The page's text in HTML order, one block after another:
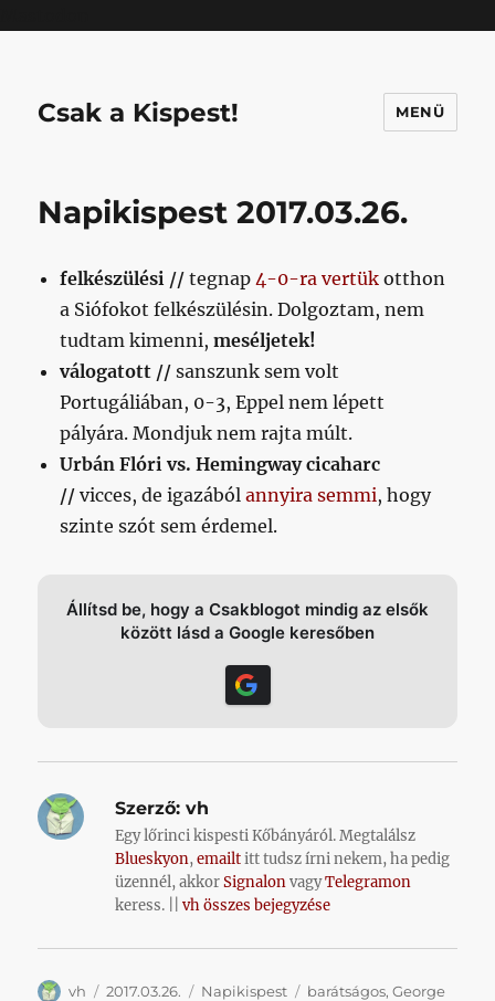
Csak a Kispest! MENÜ
Napikispest 2017.03.26.
felkészülési //tegnap4-0-ra vertük otthon
a Siófokot felkészülésin. Dolgoztam, nem
tudtam kimenni,meséljetek!
válogatott //sanszunk sem volt
Portugáliában, 0-3, Eppel nem lépett
pályára. Mondjuk nem rajta múlt.
Urbán Flóri vs. Hemingway cicaharc
//vicces, de igazábólannyira semmi, hogy
szinte szót sem érdemel.
Állítsd be, hogy a Csakblogot mindig az elsők
között lásd a Google keresőben
Szerző: vh
Egy lőrinci kispesti Kőbányáról. Megtalálsz
Blueskyon,emailtitt tudsz írni nekem, ha pedig
üzennél, akkorSignalonvagyTelegramon
keress. ||vh összes bejegyzése
Szerző
vh Közzétéve
2017.03.26. Kategória
Napikispest Címke
barátságos,George